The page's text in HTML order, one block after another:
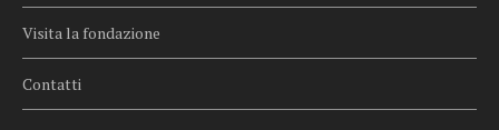
Visita la fondazione
Contatti